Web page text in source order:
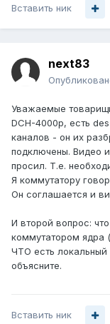
Вставить ник
next83
Уважаемые
DCH-4000p, есть
каналов - он их
подключены. Видео
просил. Т.е.
Я коммутатору
Он соглашается и
И второй вопрос:
коммутатором ядра
ЧТО есть
объясните.
Вставить ник